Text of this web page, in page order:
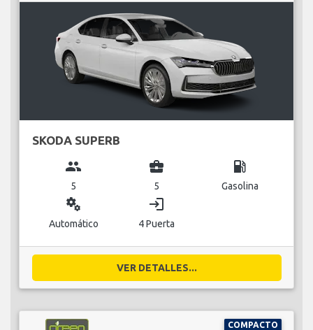
SKODA SUPERB
group
5
business_center
5
local_gas_station
Gasolina
miscellaneous_services
Automático
login
4 Puerta
VER DETALLES...
COMPACTO